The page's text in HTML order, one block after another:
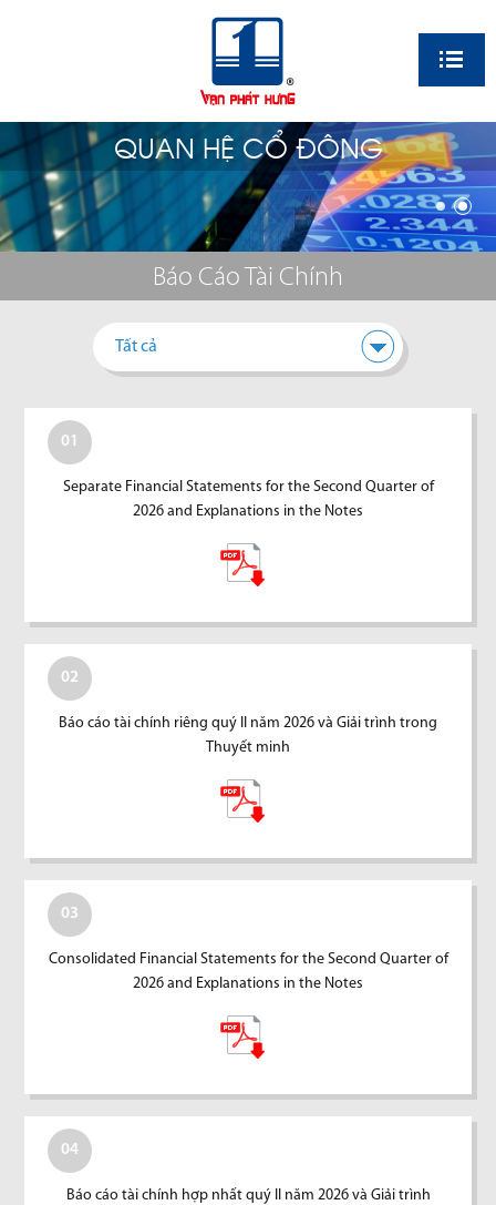
QUAN HỆ CỔ ĐÔNG
Báo Cáo Tài Chính
Tất cả
01
Separate Financial Statements for the Second Quarter of
2026 and Explanations in the Notes
02
Báo cáo tài chính riêng quý II năm 2026 và Giải trình trong
Thuyết minh
03
Consolidated Financial Statements for the Second Quarter of
2026 and Explanations in the Notes
04
Báo cáo tài chính hợp nhất quý II năm 2026 và Giải trình